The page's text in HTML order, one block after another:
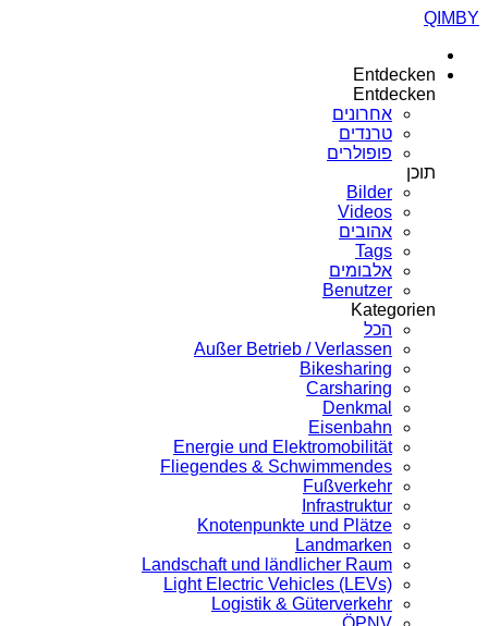
QIMBY
Entdecken
Entdecken
אחרונים
טרנדים
פופולרים
תוכן
Bilder
Videos
אהובים
Tags
אלבומים
Benutzer
Kategorien
הכל
Außer Betrieb / Verlassen
Bikesharing
Carsharing
Denkmal
Eisenbahn
Energie und Elektromobilität
Fliegendes & Schwimmendes
Fußverkehr
Infrastruktur
Knotenpunkte und Plätze
Landmarken
Landschaft und ländlicher Raum
Light Electric Vehicles (LEVs)
Logistik & Güterverkehr